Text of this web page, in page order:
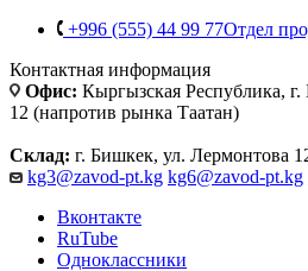
+996 (555) 44 99 77Отдел
Контактная информация
Офис: Кыргызская Республика,
12 (напротив рынка Таатан)
Склад: г. Бишкек, ул. Лермонтова
kg3@zavod-pt.kg kg6@zavod-pt.kg
Вконтакте
RuTube
Одноклассники